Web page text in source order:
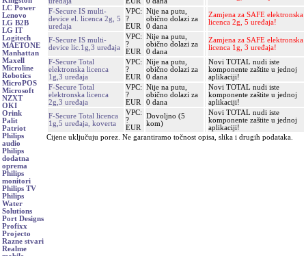
LC Power
Lenovo
LG B2B
LG IT
Logitech
MAETONE
Manhattan
Maxell
Microline
Robotics
MicroPOS
Microsoft
NZXT
OKI
Orink
Palit
Patriot
Philips
audio
Philips
dodatna
oprema
Philips
monitori
Philips TV
Philips
Water
Solutions
Port Designs
Profixx
Projecto
Razne stvari
Realme
F-Secure IS multi-
device el. licenca 2g, 5
uređaja
VPC:
?
EUR
Nije na putu,
obično dolazi za
0 dana
Zamjena za SAFE elektronska
licenca 2g, 5 uređaja!
F-Secure IS multi-
device lic.1g,3 uređaja
VPC:
?
EUR
Nije na putu,
obično dolazi za
0 dana
Zamjena za SAFE elektronska
licenca 1g, 3 uređaja!
F-Secure Total
elektronska licenca
1g,3 uređaja
VPC:
?
EUR
Nije na putu,
obično dolazi za
0 dana
Novi TOTAL nudi iste
komponente zaštite u jednoj
aplikaciji!
F-Secure Total
elektronska licenca
2g,3 uređaja
VPC:
?
EUR
Nije na putu,
obično dolazi za
0 dana
Novi TOTAL nudi iste
komponente zaštite u jednoj
aplikaciji!
F-Secure Total licenca
1g,5 uređaja, koverta
VPC:
?
EUR
Dovoljno (5
kom)
Novi TOTAL nudi iste
komponente zaštite u jednoj
aplikaciji!
Cijene uključuju porez. Ne garantiramo točnost opisa, slika i drugih podataka.